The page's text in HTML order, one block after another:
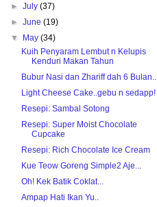
►July(37)
►June(19)
▼ May(34)
Kuih Penyaram Lembut n Kelupis
Kenduri Makan Tahun
Bubur Nasi dan Zhariff dah 6 Bulan..
Light Cheese Cake..gebu n sedapp!
Resepi: Sambal Sotong
Resepi: Super Moist Chocolate
Cupcake
Resepi: Rich Chocolate Ice Cream
Kue Teow Goreng Simple2 Aje...
Oh! Kek Batik Coklat...
Ampap Hati Ikan Yu..